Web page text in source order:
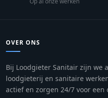
OVER ONS
Bij Loodgieter Sanitair zijn we
loodgieterij en sanitaire
actief en zorgen 24/7 voor